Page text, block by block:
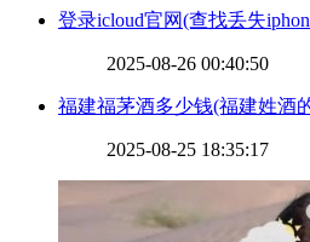
登录icloud官网(查找丢失
2025-08-26 00:40:50
福建福茅酒多少钱(福建姓酒
2025-08-25 18:35:17